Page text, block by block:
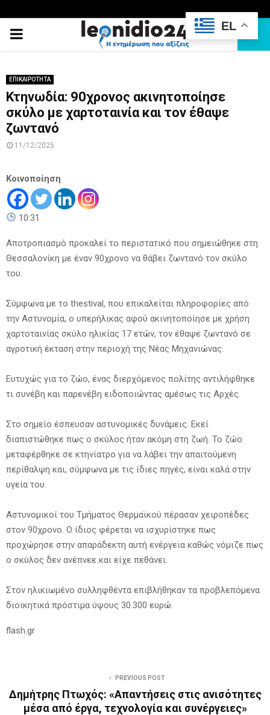
PRIMARY
ΕΠΙΚΑΙΡΟΤΗΤΑ
Κτηνωδία: 90χρονος ακινητοποίησε
σκύλο με χαρτοταινία και τον έθαψε
ζωντανό
11/12/2025
Κοινοποίηση
10:31
Αποτροπιασμό προκαλεί το περιστατικό που σημειώθηκε στη
Θεσσαλονίκη με έναν 90χρονο να θάβει ζωντανό τον σκύλο
του.
Σύμφωνα με το thestival, που επικαλείται πληροφορίες από
την Αστυνομία, ο υπερήλικας αφού ακινητοποίησε με χρήση
χαρτοταινίας σκύλο ηλικίας 17 ετών, τον έθαψε ζωντανό σε
αγροτική έκταση στην περιοχή της Νέας Μηχανιώνας.
Ευτυχώς για το ζώο, ένας διερχόμενος πολίτης αντιλήφθηκε
τι συνέβη και παρενέβη ειδοποιώντας αμέσως τις Αρχές.
Στο σημείο έσπευσαν αστυνομικές δυνάμεις. Εκεί
διαπιστώθηκε πως ο σκύλος ήταν ακόμη στη ζωή. Το ζώο
μεταφέρθηκε σε κτηνίατρο για να λάβει την απαιτούμενη
περίθαλψη και, σύμφωνα με τις ίδιες πηγές, είναι καλά στην
υγεία του.
Αστυνομικοί του Τμήματος Θερμαϊκού πέρασαν χειροπέδες
στον 90χρονο. Ο ίδιος φέρεται να ισχυρίστηκε πως
προχώρησε στην απαράδεκτη αυτή ενέργεια καθώς νόμιζε πως
ο σκύλος δεν ανέπνεε και είχε πεθάνει.
Στον ηλικιωμένο συλληφθέντα επιβλήθηκαν τα προβλεπόμενα
διοικητικά πρόστιμα ύψους 30.300 ευρώ.
flash.gr
PREVIOUS POST
Δημήτρης Πτωχός: «Απαντήσεις στις ανισότητες
μέσα από έργα, τεχνολογία και συνέργειες»
EL